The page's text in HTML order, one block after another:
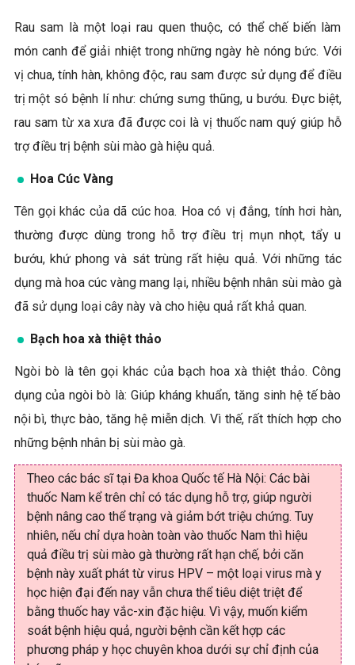
Rau sam là một loại rau quen thuộc, có thể chế biến làm
món canh để giải nhiệt trong những ngày hè nóng bức. Với
vị chua, tính hàn, không độc, rau sam được sử dụng để điều
trị một só bệnh lí như: chứng sưng thũng, u bướu. Đực biệt,
rau sam từ xa xưa đã được coi là vị thuốc nam quý giúp hỗ
trợ điều trị bệnh sùi mào gà hiệu quả.
Hoa Cúc Vàng
Tên gọi khác của dã cúc hoa. Hoa có vị đắng, tính hơi hàn,
thường được dùng trong hỗ trợ điều trị mụn nhọt, tẩy u
bướu, khứ phong và sát trùng rất hiệu quả. Với những tác
dụng mà hoa cúc vàng mang lại, nhiều bệnh nhân sùi mào gà
đã sử dụng loại cây này và cho hiệu quả rất khả quan.
Bạch hoa xà thiệt thảo
Ngòi bò là tên gọi khác của bạch hoa xà thiệt thảo. Công
dụng của ngòi bò là: Giúp kháng khuẩn, tăng sinh hệ tế bào
nội bì, thực bào, tăng hệ miễn dịch. Vì thế, rất thích hợp cho
những bệnh nhân bị sùi mào gà.
Theo các bác sĩ tại Đa khoa Quốc tế Hà Nội: Các bài
thuốc Nam kể trên chỉ có tác dụng hỗ trợ, giúp người
bệnh nâng cao thể trạng và giảm bớt triệu chứng. Tuy
nhiên, nếu chỉ dựa hoàn toàn vào thuốc Nam thì hiệu
quả điều trị sùi mào gà thường rất hạn chế, bởi căn
bệnh này xuất phát từ virus HPV – một loại virus mà y
học hiện đại đến nay vẫn chưa thể tiêu diệt triệt để
bằng thuốc hay vắc-xin đặc hiệu. Vì vậy, muốn kiểm
soát bệnh hiệu quả, người bệnh cần kết hợp các
phương pháp y học chuyên khoa dưới sự chỉ định của